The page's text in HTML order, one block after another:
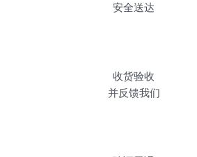
安全送达
收货验收
并反馈我们